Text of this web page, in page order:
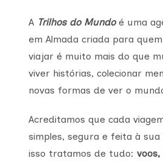
A Trilhos do Mundo é uma
em Almada criada para
viajar é muito mais do que
viver histórias, colecionar
novas formas de ver o
Acreditamos que cada
simples, segura e feita à
isso tratamos de tudo: